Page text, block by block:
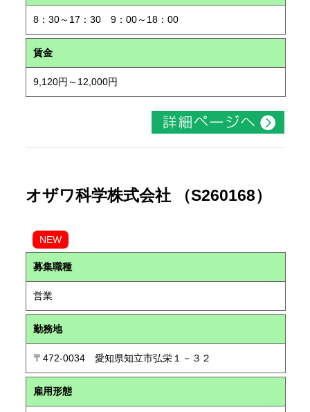
8：30～17：30 9：00～18：00
賃金
9,120円～12,000円
オザワ科学株式会社 （S260168）
NEW
募集職種
営業
勤務地
〒472-0034 愛知県知立市弘栄１－３２
雇用形態